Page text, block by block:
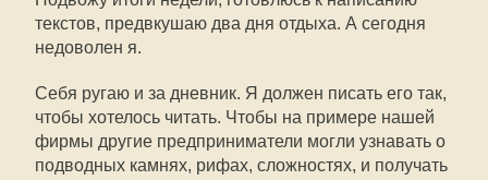
текстов, предвкушаю два дня отдыха. А сегодня
недоволен я.
Себя ругаю и за дневник. Я должен писать его так,
чтобы хотелось читать. Чтобы на примере нашей
фирмы другие предприниматели могли узнавать о
подводных камнях, рифах, сложностях, и получать